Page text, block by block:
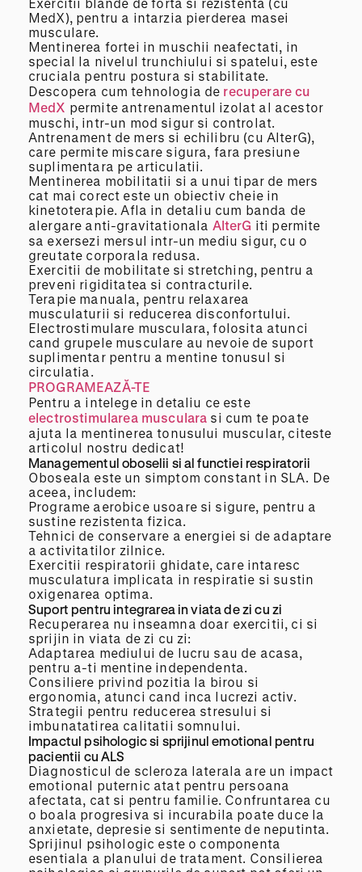
MedX), pentru a intarzia pierderea masei
musculare.
Mentinerea fortei in muschii neafectati, in
special la nivelul trunchiului si spatelui, este
cruciala pentru postura si stabilitate.
Descopera cum tehnologia de recuperare cu
MedX permite antrenamentul izolat al acestor
muschi, intr-un mod sigur si controlat.
Antrenament de mers si echilibru (cu AlterG),
care permite miscare sigura, fara presiune
suplimentara pe articulatii.
Mentinerea mobilitatii si a unui tipar de mers
cat mai corect este un obiectiv cheie in
kinetoterapie. Afla in detaliu cum banda de
alergare anti-gravitationala AlterG iti permite
sa exersezi mersul intr-un mediu sigur, cu o
greutate corporala redusa.
Exercitii de mobilitate si stretching, pentru a
preveni rigiditatea si contracturile.
Terapie manuala, pentru relaxarea
musculaturii si reducerea disconfortului.
Electrostimulare musculara, folosita atunci
cand grupele musculare au nevoie de suport
suplimentar pentru a mentine tonusul si
circulatia.
PROGRAMEAZĂ-TE
Pentru a intelege in detaliu ce este
electrostimularea musculara si cum te poate
ajuta la mentinerea tonusului muscular, citeste
articolul nostru dedicat!
Managementul oboselii si al functiei respiratorii
Oboseala este un simptom constant in SLA. De
aceea, includem:
Programe aerobice usoare si sigure, pentru a
sustine rezistenta fizica.
Tehnici de conservare a energiei si de adaptare
a activitatilor zilnice.
Exercitii respiratorii ghidate, care intaresc
musculatura implicata in respiratie si sustin
oxigenarea optima.
Suport pentru integrarea in viata de zi cu zi
Recuperarea nu inseamna doar exercitii, ci si
sprijin in viata de zi cu zi:
Adaptarea mediului de lucru sau de acasa,
pentru a-ti mentine independenta.
Consiliere privind pozitia la birou si
ergonomia, atunci cand inca lucrezi activ.
Strategii pentru reducerea stresului si
imbunatatirea calitatii somnului.
Impactul psihologic si sprijinul emotional pentru
pacientii cu ALS
Diagnosticul de scleroza laterala are un impact
emotional puternic atat pentru persoana
afectata, cat si pentru familie. Confruntarea cu
o boala progresiva si incurabila poate duce la
anxietate, depresie si sentimente de neputinta.
Sprijinul psihologic este o componenta
esentiala a planului de tratament. Consilierea